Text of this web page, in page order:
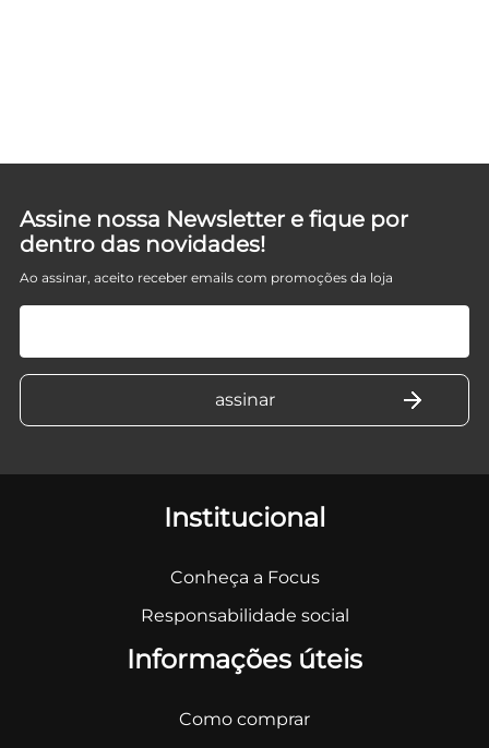
Assine nossa Newsletter e fique por
dentro das novidades!
Ao assinar, aceito receber emails com promoções da loja
Institucional
Conheça a Focus
Responsabilidade social
Informações úteis
Como comprar